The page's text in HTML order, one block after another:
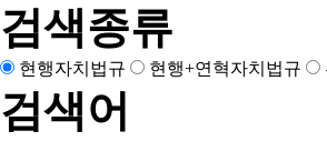
검색종류
현행자치법규 현행+연혁자치법규
검색어